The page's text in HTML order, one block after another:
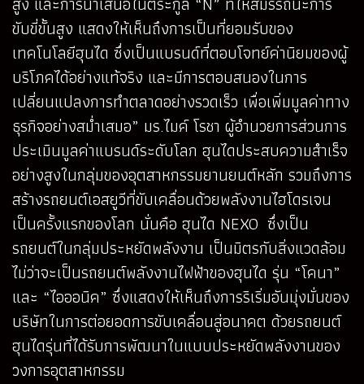
ขับขี่ขั้นสูง แสดงให้เห็นถึงการเป็นที่ยอมรับของ
เทคโนโลยีฮุนได ซึ่งเป็นแบรนด์ที่ตอบโจทย์ค่านิยมของผู้
บริโภคได้อย่างแท้จริง และมีการตอบสนองในการ
เปลี่ยนแปลงการทำตลาดอย่างรวดเร็ว เพื่อเพิ่มมูลค่าทาง
ธุรกิจอย่างสม่ำเสมอ” มร.ไมค์ โรชา ผู้อำนวยการส่วนการ
ประเมินมูลค่าแบรนด์ระดับโลก ฮุนไดประสบความสำเร็จ
อย่างสูงในกลุ่มของอุตสาหกรรมยานยนต์หลัก รวมถึงการ
สร้างรถยนต์เอสยูวีที่ขับเคลื่อนด้วยพลังงานไฮโดรเจน
เป็นครั้งแรกของโลก นั่นคือ ฮุนได NEXO ซึ่งเป็น
รถยนต์ในกลุ่มประหยัดพลังงาน เป็นมิตรกับสิ่งแวดล้อม
ไม่ว่าจะเป็นรถยนต์พลังงานไฟฟ้าของฮุนได รุ่น “โคนา”
และ “ไอออนิค” ซึ่งแสดงให้เห็นถึงการริเริ่มอันมุ่งมั่นของ
บริษัทในการต่อยอดการขับเคลื่อนสู่อนาคต ด้วยรถยนต์
ฮุนไดรุ่นที่ได้รับการพัฒนาในแบบประหยัดพลังงานของ
วงการอุตสาหกรรม